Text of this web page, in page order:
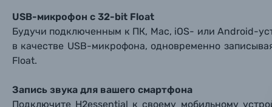
Тема
Тема
Видеокамеры
Объективы для фотоаппаратов
Вспышки для фотоаппаратов
USB-микрофон с 32-bit Float
Будучи подключенным к ПК, Mac, iOS- или Android-
в качестве USB-микрофона, одновременно
Float.
Запись звука для вашего смартфона
Подключите H2essential к своему мобильному
Тема